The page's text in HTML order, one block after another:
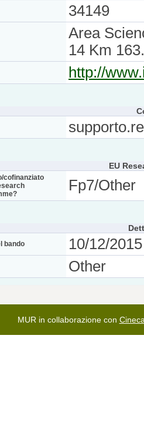
34149
Area
14 Km
http://
EU
cofinanziato
Fp7/Other
bando 10/12/
Other
MUR in collaborazione con